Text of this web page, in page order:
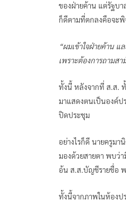
ของฝ่ายค้าน แต่รัฐบ
ก็ดีตามที่ตกลงคือจะพิ
“ผมเข้าใจฝ่ายค้าน
เพราะต้องการถามส
ทั้งนี้ หลังจากที่ ส.ส.
มาแสดงตนเป็นองค์ป
ปิดประชุม
อย่างไรก็ดี นายครูม
มองด้วยสายตา พบว่
อ้น ส.ส.บัญชีรายชื่อ
ทั้งนี้จากภาพในห้องป